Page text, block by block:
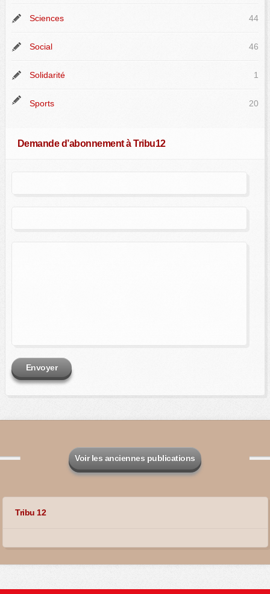
Sciences 44
Social 46
Solidarité 1
Sports 20
Demande d’abonnement à Tribu12
Envoyer
Voir les anciennes publications
Tribu 12